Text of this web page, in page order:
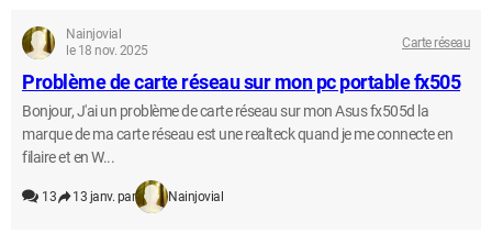
Nainjovial
le 18 nov. 2025
Carte réseau
Problème de carte réseau sur mon pc portable fx505
Bonjour, J'ai un problème de carte réseau sur mon Asus fx505d la
marque de ma carte réseau est une realteck quand je me connecte en
filaire et en W...
13 13 janv. par Nainjovial